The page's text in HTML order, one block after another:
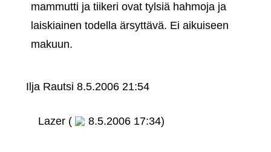
mammutti ja tiikeri ovat tylsiä hahmoja ja
laiskiainen todella ärsyttävä. Ei aikuiseen
makuun.
Ilja Rautsi 8.5.2006 21:54
Lazer ( 8.5.2006 17:34)